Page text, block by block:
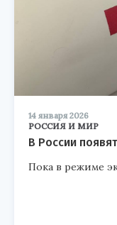
14 января 2026
РОССИЯ И МИР
В России
Пока в режиме